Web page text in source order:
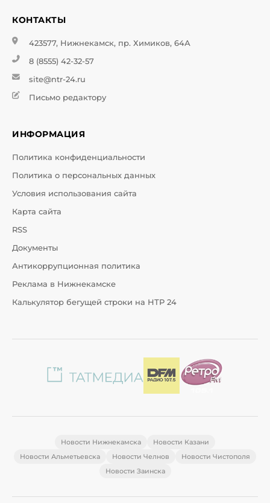
КОНТАКТЫ
423577, Нижнекамск, пр. Химиков, 64А
8 (8555) 42-32-57
site@ntr-24.ru
Письмо редактору
ИНФОРМАЦИЯ
Политика конфиденциальности
Политика о персональных данных
Условия использования сайта
Карта сайта
RSS
Документы
Антикоррупционная политика
Реклама в Нижнекамске
Калькулятор бегущей строки на НТР 24
Новости Нижнекамска
Новости Казани
Новости Альметьевска
Новости Челнов
Новости Чистополя
Новости Заинска